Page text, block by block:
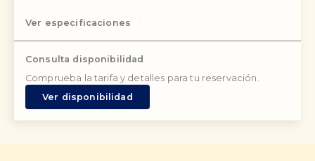
Ver especificaciones
Consulta disponibilidad
Comprueba la tarifa y detalles para tu reservación.
Ver disponibilidad